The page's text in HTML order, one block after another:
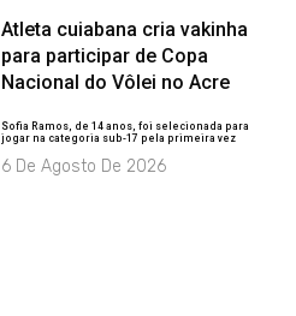
Atleta cuiabana cria vakinha
para participar de Copa
Nacional do Vôlei no Acre
Sofia Ramos, de 14 anos, foi selecionada para
jogar na categoria sub-17 pela primeira vez
6 De Agosto De 2026